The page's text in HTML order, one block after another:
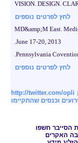
VISION. DESIGN.
לחץ לפרטים נוספים
MD&amp;M East.
June 17-20, 2013.
Pennsylvania
לחץ לפרטים נוספים
http://twitter.com/opli
וכנסים שהתקיימו
הסייבר חשפו
האקרים